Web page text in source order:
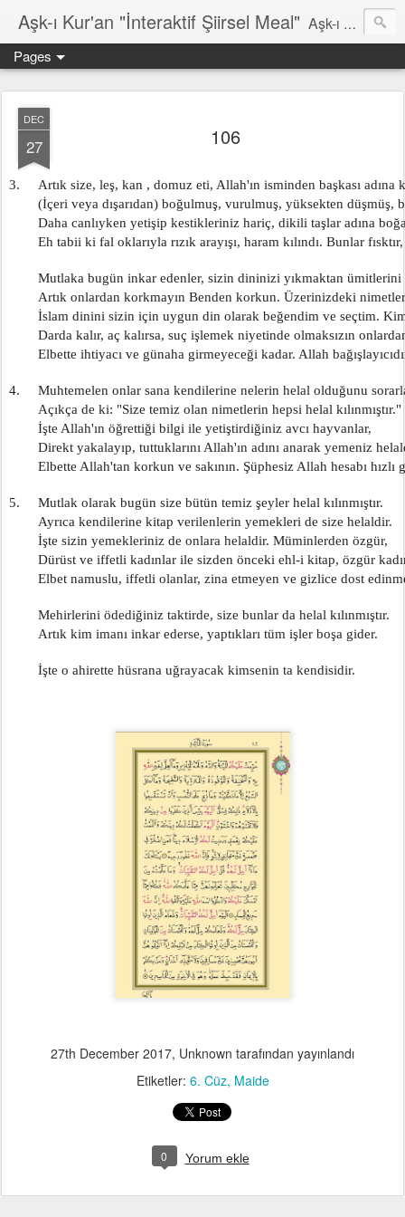
Aşk-ı Kur'an "İnteraktif Şiirsel Meal" Aşk-ı Kur'an; Orjinali, devrin tüm şiirlerini ortadan kaldırıp, kendine özgün şiirsel ahengiyle, tahta oturan Kur'an'ı Kerim'dir. Bu çalışma ise şiir tadında, ama şiir olduğu iddaa edilmeyen özgün bir mealidir. Şiir, şairin kendine göre hissettiği, şiir okuyucunun da kendine göre haz aldığı özgün bir duygusal bütünlüktür. İnteraktif Kuran'ı Kerim Meali, işiten herkese kendine has ruhsal bir bütünlük verir.
Pages
DEC
27 106
3.     Artık size, leş, kan , domuz eti, Allah'ın isminden başkası adına
(İçeri veya dışarıdan) boğulmuş, vurulmuş, yüksekten düşmüş,
Daha canlıyken yetişip kestikleriniz hariç, dikili taşlar adına
Eh tabii ki fal oklarıyla rızık arayışı, haram kılındı. Bunlar fısktır,
Mutlaka bugün inkar edenler, sizin dininizi yıkmaktan ümitlerini
Artık onlardan korkmayın Benden korkun. Üzerinizdeki nimetler
İslam dinini sizin için uygun din olarak beğendim ve seçtim.
Darda kalır, aç kalırsa, suç işlemek niyetinde olmaksızın
Elbette ihtiyacı ve günaha girmeyeceği kadar. Allah
4.     Muhtemelen onlar sana kendilerine nelerin helal olduğunu
Açıkça de ki: "Size temiz olan nimetlerin hepsi helal kılınmıştır."
İşte Allah'ın öğrettiği bilgi ile yetiştirdiğiniz avcı hayvanlar,
Direkt yakalayıp, tuttuklarını Allah'ın adını anarak yemeniz
Elbette Allah'tan korkun ve sakının. Şüphesiz Allah hesabı hızlı
5.     Mutlak olarak bugün size bütün temiz şeyler helal kılınmıştır.
Ayrıca kendilerine kitap verilenlerin yemekleri de size helaldir.
İşte sizin yemekleriniz de onlara helaldir. Müminlerden özgür,
Dürüst ve iffetli kadınlar ile sizden önceki ehl-i kitap, özgür
Elbet namuslu, iffetli olanlar, zina etmeyen ve gizlice dost
Mehirlerini ödediğiniz taktirde, size bunlar da helal kılınmıştır.
Artık kim imanı inkar ederse, yaptıkları tüm işler boşa gider.
İşte o ahirette hüsrana uğrayacak kimsenin ta kendisidir.
27th December 2017, Unknown tarafından yayınlandı
Etiketler: 6. Cüz Maide
0 Yorum ekle